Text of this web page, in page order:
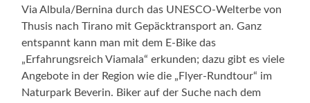
Via Albula/Bernina durch das UNESCO-Welterbe von
Thusis nach Tirano mit Gepäcktransport an. Ganz
entspannt kann man mit dem E-Bike das
„Erfahrungsreich Viamala“ erkunden; dazu gibt es viele
Angebote in der Region wie die „Flyer-Rundtour“ im
Naturpark Beverin. Biker auf der Suche nach dem